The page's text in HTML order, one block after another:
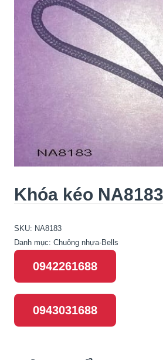
Khóa kéo NA8183
SKU: NA8183
Danh mục: Chuông nhựa-Bells
0942261688
0943031688